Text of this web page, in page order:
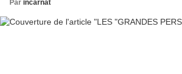
Par incarnat